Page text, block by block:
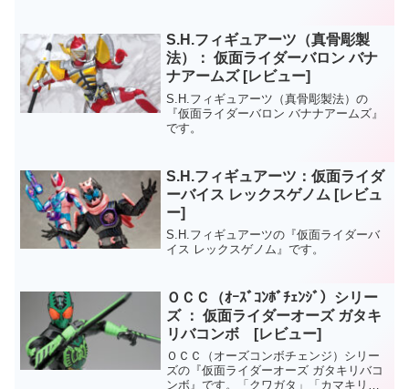
S.H.フィギュアーツ（真骨彫製
法）： 仮面ライダーバロン バナ
ナアームズ [レビュー]
S.H.フィギュアーツ（真骨彫製法）の
『仮面ライダーバロン バナナアームズ』
です。
S.H.フィギュアーツ：仮面ライダ
ーバイス レックスゲノム [レビュ
ー]
S.H.フィギュアーツの『仮面ライダーバ
イス レックスゲノム』です。
ＯＣＣ（ｵｰｽﾞｺﾝﾎﾞﾁｪﾝｼﾞ）シリー
ズ ： 仮面ライダーオーズ ガタキ
リバコンボ [レビュー]
ＯＣＣ（オーズコンボチェンジ）シリー
ズの『仮面ライダーオーズ ガタキリバコ
ンボ』です。「クワガタ」「カマキリ」